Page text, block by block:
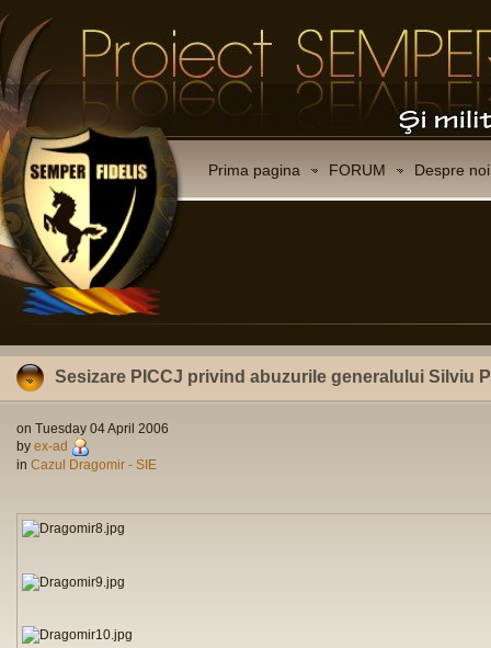
Prima pagina FORUM Despre noi
Sesizare PICCJ privind abuzurile generalului Silviu
on Tuesday 04 April 2006
by ex-ad
in Cazul Dragomir - SIE